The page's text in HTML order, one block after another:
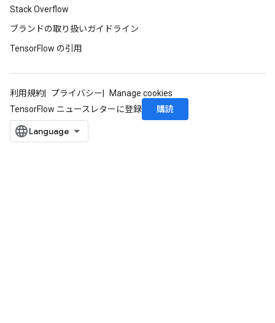
Stack Overflow
ブランドの取り扱いガイドライン
TensorFlow の引用
利用規約 プライバシー
Manage cookies
TensorFlow ニュースレターに登録
購読